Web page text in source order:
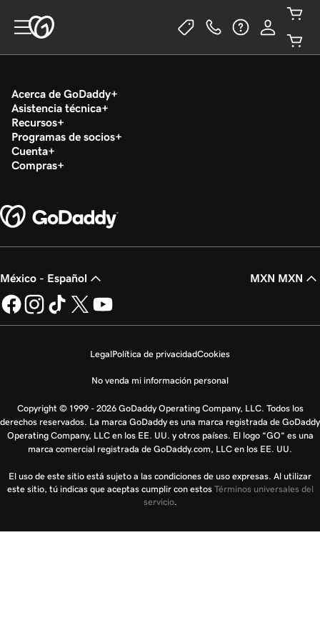
Acerca de GoDaddy
Asistencia técnica
Recursos
Programas de socios
Cuenta
Compras
México - Español MXN MXN
LegalPolítica de privacidadCookies
No venda mi información personal
Copyright © 1999 - 2026 GoDaddy Operating Company, LLC. Todos los
derechos reservados. La marca GoDaddy es una marca registrada de GoDaddy
Operating Company, LLC en los EE. UU. y otros países. El logo “GO” es una
marca comercial registrada de GoDaddy.com, LLC en los EE. UU.
El uso de este sitio está sujeto a las condiciones de uso expresas. Al utilizar
este sitio, tú indicas que aceptas cumplir con estos Términos universales del
servicio.